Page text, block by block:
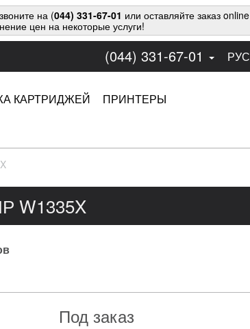
на (044) 331-67-01 или оставляйте заказ online
цен на некоторые услуги!
(044) 331-67-01 РУС
КАРТРИДЖЕЙ
ПРИНТЕРЫ
W1335X
Под заказ